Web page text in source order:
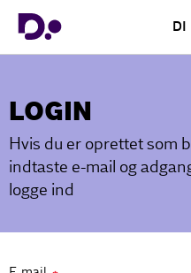
DI
LOGIN
Hvis du er oprettet som
indtaste e-mail og
logge ind